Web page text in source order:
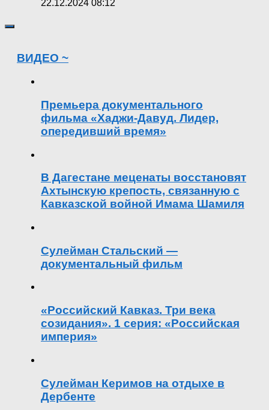
22.12.2024 08:12
ВИДЕО ~
Премьера документального
фильма «Хаджи-Давуд. Лидер,
опередивший время»
В Дагестане меценаты восстановят
Ахтынскую крепость, связанную с
Кавказской войной Имама Шамиля
Сулейман Стальский —
документальный фильм
«Российский Кавказ. Три века
созидания». 1 серия: «Российская
империя»
Сулейман Керимов на отдыхе в
Дербенте